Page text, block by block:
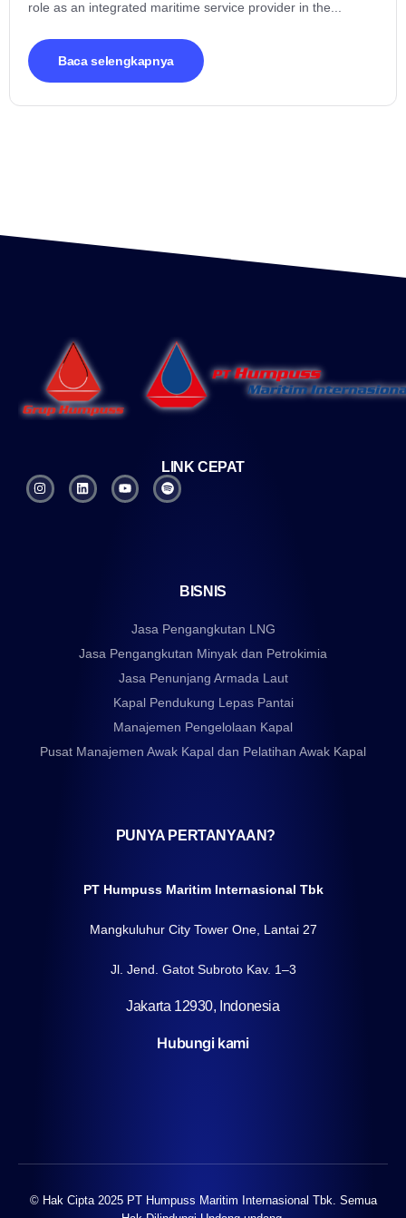
role as an integrated maritime service provider in the...
Baca selengkapnya
LINK CEPAT
BISNIS
Jasa Pengangkutan LNG
Jasa Pengangkutan Minyak dan Petrokimia
Jasa Penunjang Armada Laut
Kapal Pendukung Lepas Pantai
Manajemen Pengelolaan Kapal
Pusat Manajemen Awak Kapal dan Pelatihan Awak Kapal
PUNYA PERTANYAAN?
PT Humpuss Maritim Internasional Tbk
Mangkuluhur City Tower One, Lantai 27
Jl. Jend. Gatot Subroto Kav. 1–3
Jakarta 12930, Indonesia
Hubungi kami
© Hak Cipta 2025 PT Humpuss Maritim Internasional Tbk. Semua